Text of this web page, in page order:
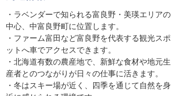
・ラベンダーで知られる富良野・美瑛エリアの
中心、中富良野町に位置します。
・ファーム富田など富良野を代表する観光スポ
ットへ車でアクセスできます。
・北海道有数の農産地で、新鮮な食材や地元生
産者とのつながりが日々の仕事に活きます。
・冬はスキー場が近く、四季を通じて自然を身